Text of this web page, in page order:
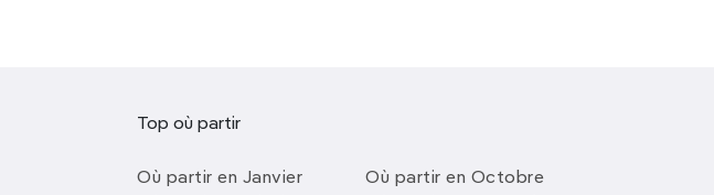
Top où partir
Où partir en Janvier
Où partir en Octobre